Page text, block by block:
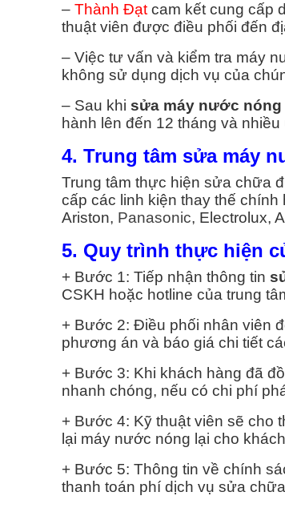
– Thành Đạtcam kết cung cấp
thuật viên được điều phối đến
– Việc tư vấn và kiểm tra máy
không sử dụng dịch vụ của
– Sau khi sửa máy nước nóng
hành lên đến 12 tháng và
4. Trung tâm sửa máy
Trung tâm thực hiện sửa chữa
cấp các linh kiện thay thế
Ariston, Panasonic, Electrolux,
5. Quy trình thực hiện
+ Bước 1: Tiếp nhận thông tin
CSKH hoặc hotline của trung
+ Bước 2: Điều phối nhân viên
phương án và báo giá chi tiết
+ Bước 3: Khi khách hàng đã
nhanh chóng, nếu có chi phí
+ Bước 4: Kỹ thuật viên sẽ cho
lại máy nước nóng lại cho
+ Bước 5: Thông tin về chính
thanh toán phí dịch vụ sửa